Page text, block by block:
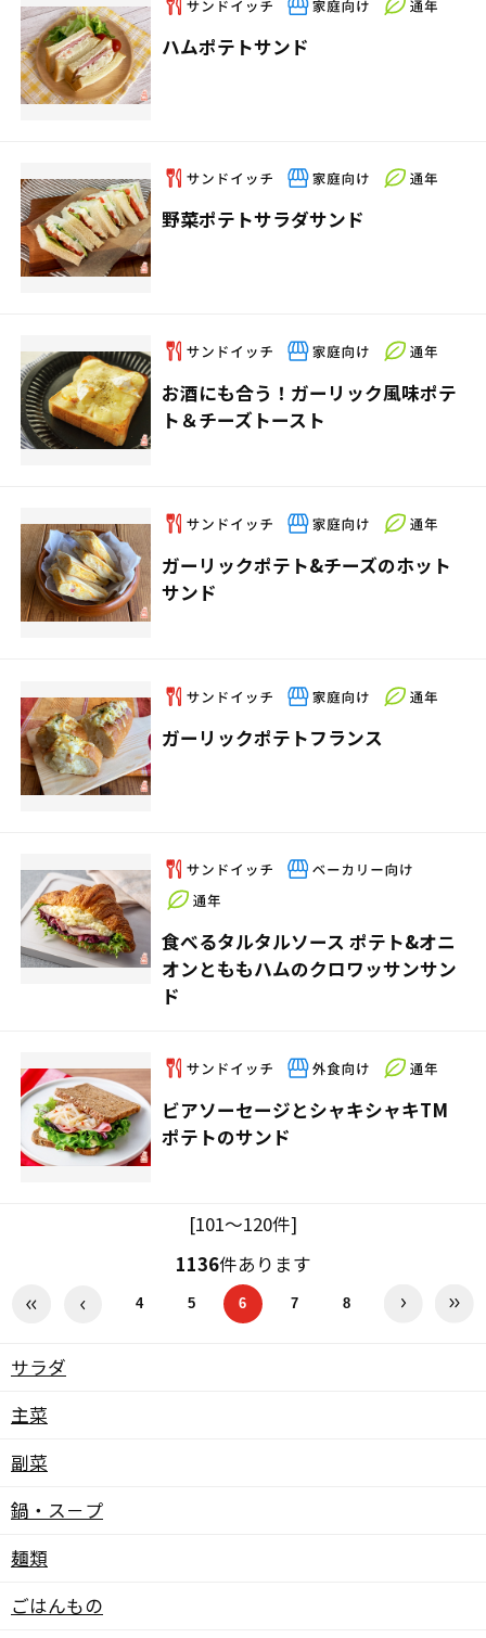
ハムポテトサンド
野菜ポテトサラダサンド
お酒にも合う！ガーリック風味ポテ
ト＆チーズトースト
ガーリックポテト&チーズのホット
サンド
ガーリックポテトフランス
食べるタルタルソース ポテト&オニ
オンとももハムのクロワッサンサン
ド
ビアソーセージとシャキシャキTM
ポテトのサンド
[101～120件]
1136件あります
4 5 6 7 8
サラダ
主菜
副菜
鍋・ス－プ
麺類
ごはんもの